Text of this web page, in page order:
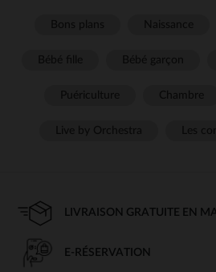
LIVRAISON GRATUITE EN
E-RÉSERVATION